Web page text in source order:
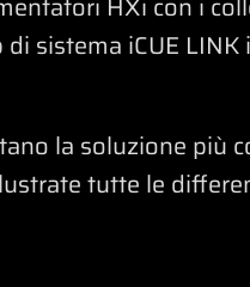
sistema iCUE
la soluzione più
tutte le